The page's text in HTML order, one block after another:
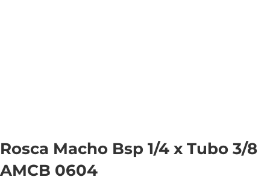
Rosca Macho Bsp 1/4 x Tubo 3/8
AMCB 0604